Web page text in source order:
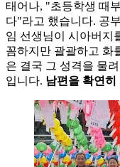
태어나, "초등학생 때
다"라고 했습니다. 공
임 선생님이 시아버지
꼼하지만 괄괄하고 화
은 결국 그 성격을 물
입니다. 남편을 확연